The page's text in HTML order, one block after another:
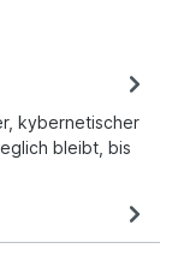
kybernetischer
bleibt, bis